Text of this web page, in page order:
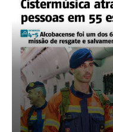
Faça-se assinante do
Sendo assinante terá
Escolha o